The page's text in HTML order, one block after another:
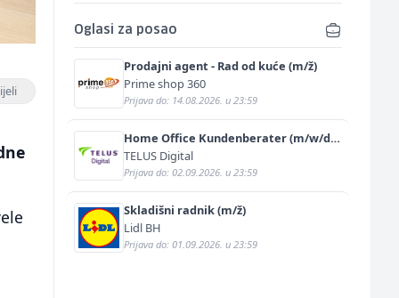
Oglasi za posao
Prodajni agent - Rad od kuće (m/ž)
Prime shop 360
Prijava do: 14.08.2026. u 23:59
Home Office Kundenberater (m/w/d)
für ein renommiertes
Schuhunternehmen
TELUS Digital
Prijava do: 02.09.2026. u 23:59
Skladišni radnik (m/ž)
Lidl BH
Prijava do: 01.09.2026. u 23:59